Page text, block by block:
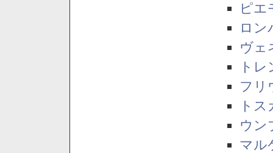
ピエ
ロン
ヴェ
ト
フリ
ト
ウン
マル